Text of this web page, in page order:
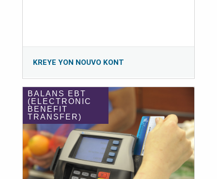
KREYE YON NOUVO KONT
BALANS EBT
(ELECTRONIC
BENEFIT
TRANSFER)